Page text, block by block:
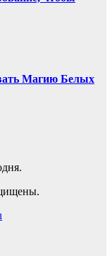
Магию Белых